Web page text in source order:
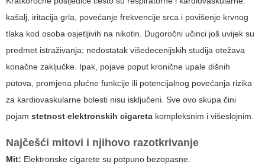
kašalj, iritacija grla, povećanje frekvencije srca i povišenje krvnog
tlaka kod osoba osjetljivih na nikotin. Dugoročni učinci još uvijek su
predmet istraživanja; nedostatak višedecenijskih studija otežava
konačne zaključke. Ipak, pojave poput kronične upale dišnih
putova, promjena plućne funkcije ili potencijalnog povećanja rizika
za kardiovaskularne bolesti nisu isključeni. Sve ovo skupa čini
pojam stetnost elektronskih cigareta kompleksnim i višeslojnim.
Najčešći mitovi i njihovo razotkrivanje
Mit: Elektronske cigarete su potpuno bezopasne.